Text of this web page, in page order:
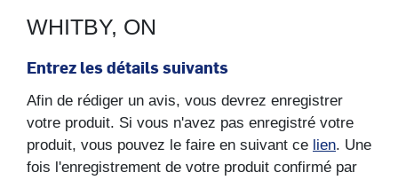
WHITBY, ON
Entrez les détails suivants
Afin de rédiger un avis, vous devrez enregistrer
votre produit. Si vous n'avez pas enregistré votre
produit, vous pouvez le faire en suivant ce lien. Une
fois l'enregistrement de votre produit confirmé par